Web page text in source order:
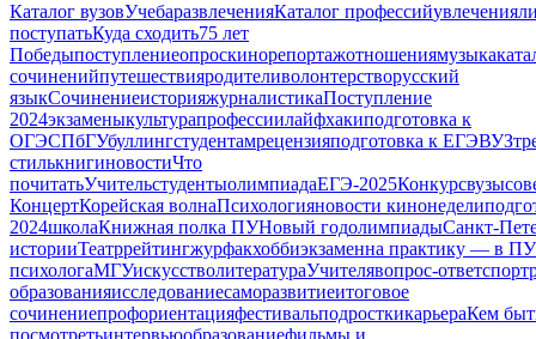
Каталог вузовУчебаразвлеченияКаталог профессийувлечения
поступатьКуда сходить75 лет
Победыпоступлениеопроскинорепортажотношениямузыка
сочиненийпутешествияродителиволонтерстворусский
языкСочинениеисторияжурналистикаПоступление
2024экзаменыкультурапрофессиилайфхакиподготовка к
ОГЭСПбГУбуллингстудентамрецензияподготовка к ЕГЭВУЗ
стилькнигиновостиЧто
почитатьУчительстудентыолимпиадаЕГЭ-2025Конкурсвузы
КонцертКорейская волнаПсихологияновости кинонедели
2024школаКнижная полка ПУНовый годолимпиадыСанкт-
историиТеатррейтингжурфакхоббиэкзаменна практику — в
психологаМГУискусстволитератураУчителявопрос-ответспорт
образованияисследованиесаморазвитиеитоговое
сочинениепрофориентацияфестивальподросткикарьераКем
посмотретьинтервьюобразованиефильмы и